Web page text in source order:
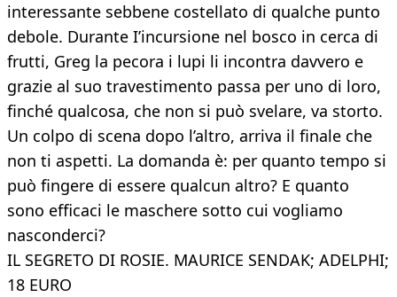
interessante sebbene costellato di qualche punto
debole. Durante I’incursione nel bosco in cerca di
frutti, Greg la pecora i lupi li incontra davvero e
grazie al suo travestimento passa per uno di loro,
finché qualcosa, che non si può svelare, va storto.
Un colpo di scena dopo l’altro, arriva il finale che
non ti aspetti. La domanda è: per quanto tempo si
può fingere di essere qualcun altro? E quanto
sono efficaci le maschere sotto cui vogliamo
nasconderci?
IL SEGRETO DI ROSIE. MAURICE SENDAK; ADELPHI;
18 EURO